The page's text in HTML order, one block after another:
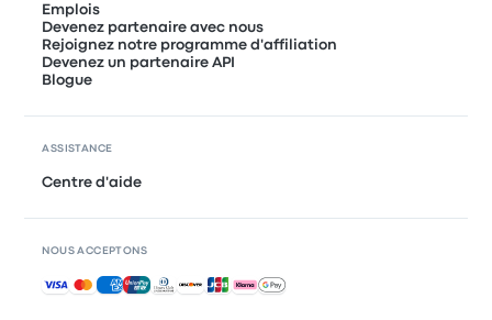
Emplois
Devenez partenaire avec nous
Rejoignez notre programme d'affiliation
Devenez un partenaire API
Blogue
ASSISTANCE
Centre d'aide
NOUS ACCEPTONS
Paiements acceptés